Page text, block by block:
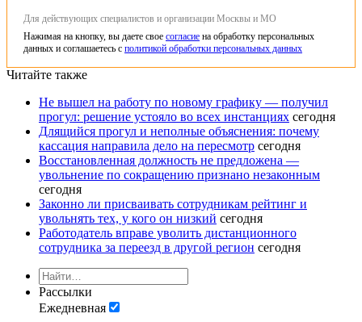
Для действующих специалистов и организации Москвы и МО
Нажимая на кнопку, вы даете свое согласие на обработку персональных
данных и соглашаетесь с политикой обработки персональных данных
Читайте также
Не вышел на работу по новому графику — получил
прогул: решение устояло во всех инстанциях сегодня
Длящийся прогул и неполные объяснения: почему
кассация направила дело на пересмотр сегодня
Восстановленная должность не предложена —
увольнение по сокращению признано незаконным
сегодня
Законно ли присваивать сотрудникам рейтинг и
увольнять тех, у кого он низкий сегодня
Работодатель вправе уволить дистанционного
сотрудника за переезд в другой регион сегодня
Рассылки
Ежедневная